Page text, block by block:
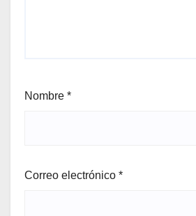
Nombre *
Correo electrónico *